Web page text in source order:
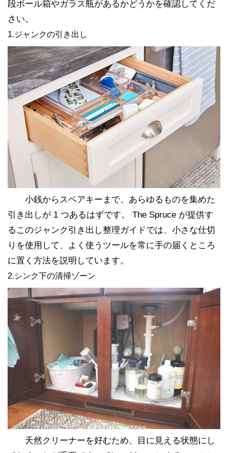
段ボール箱やガラス瓶があるかどうかを確認してくだ
さい。
1.ジャンクの引き出し
小銭からスペアキーまで、あらゆるものを集めた
引き出しが 1 つあるはずです。 The Spruce が提供す
るこのジャンク引き出し整理ガイドでは、小さな仕切
りを使用して、よく使うツールを常に手の届くところ
に置く方法を説明しています。
2.シンク下の清掃ゾーン
天然クリーナーを好むため、目に見える状態にし